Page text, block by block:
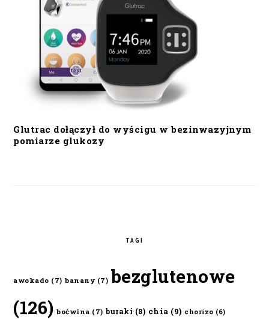
Glutrac dołączył do wyścigu w bezinwazyjnym
pomiarze glukozy
TAGI
awokado (7) banany (7) bezglutenowe
(126) boćwina (7) buraki (8) chia (9) chorizo (6)